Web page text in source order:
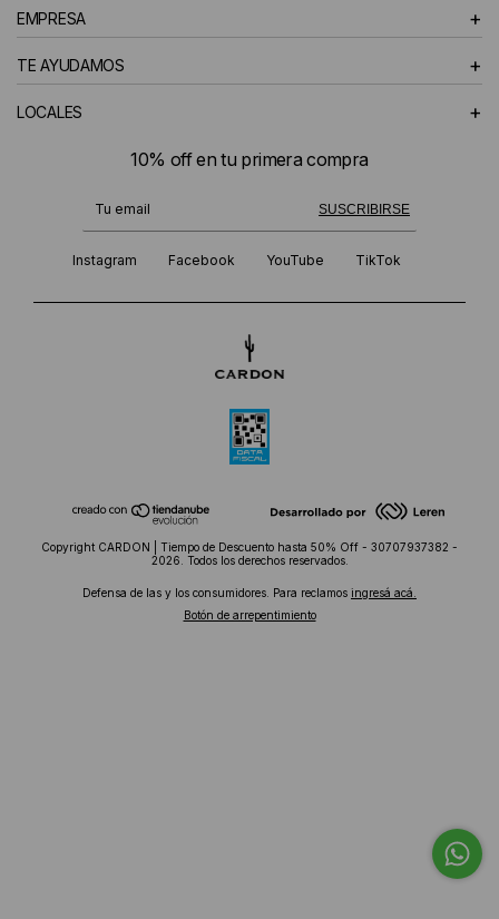
EMPRESA +
TE AYUDAMOS +
LOCALES +
10% off en tu primera compra
SUSCRIBIRSE
¡Te suscribiste exitosamente!
Instagram Facebook YouTube TikTok
Copyright CARDON | Tiempo de Descuento hasta 50% Off - 30707937382 -
2026. Todos los derechos reservados.
Defensa de las y los consumidores. Para reclamos ingresá acá.
Botón de arrepentimiento